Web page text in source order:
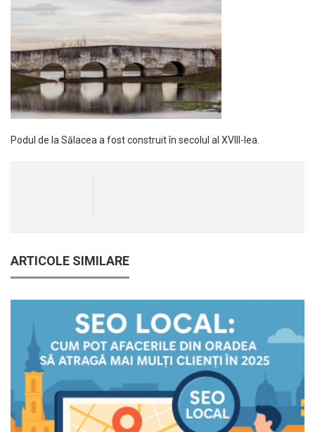
Podul de la Sălacea a fost construit în secolul al XVIII-lea.
ARTICOLE SIMILARE